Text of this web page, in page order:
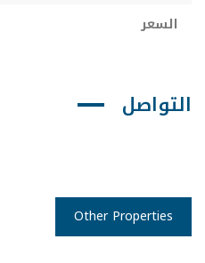
السعر
التواصل
Other Properties